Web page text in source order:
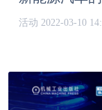
活动 2022-03-10